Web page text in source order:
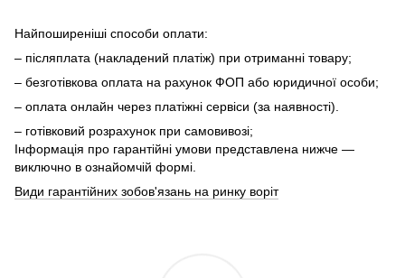
Найпоширеніші способи оплати:
– післяплата (накладений платіж) при отриманні товару;
– безготівкова оплата на рахунок ФОП або юридичної особи;
– оплата онлайн через платіжні сервіси (за наявності).
– готівковий розрахунок при самовивозі;
Інформація про гарантійні умови представлена нижче —
виключно в ознайомчій формі.
Види гарантійних зобов'язань на ринку воріт